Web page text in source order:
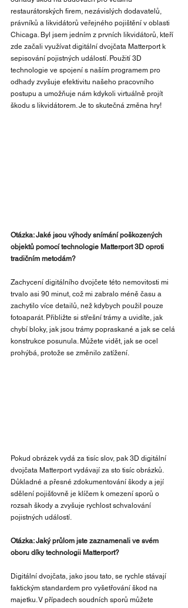
restaurátorských firem, nezávislých dodavatelů,
právníků a likvidátorů veřejného pojištění v oblasti
Chicaga. Byl jsem jedním z prvních likvidátorů, kteří
zde začali využívat digitální dvojčata Matterport k
sepisování pojistných událostí. Použití 3D
technologie ve spojení s naším programem pro
odhady zvyšuje efektivitu našeho pracovního
postupu a umožňuje nám kdykoli virtuálně projít
škodu s likvidátorem. Je to skutečná změna hry!
Otázka: Jaké jsou výhody snímání poškozených
objektů pomocí technologie Matterport 3D oproti
tradičním metodám?
Zachycení digitálního dvojčete této nemovitosti mi
trvalo asi 90 minut, což mi zabralo méně času a
zachytilo více detailů, než kdybych použil pouze
fotoaparát. Přibližte si střešní trámy a uvidíte, jak
chybí bloky, jak jsou trámy popraskané a jak se celá
konstrukce posunula. Můžete vidět, jak se ocel
prohýbá, protože se změnilo zatížení.
Pokud obrázek vydá za tisíc slov, pak 3D digitální
dvojčata Matterport vydávají za sto tisíc obrázků.
Důkladné a přesné zdokumentování škody a její
sdělení pojišťovně je klíčem k omezení sporů o
rozsah škody a zvyšuje rychlost schvalování
pojistných událostí.
Otázka: Jaký průlom jste zaznamenali ve svém
oboru díky technologii Matterport?
Digitální dvojčata, jako jsou tato, se rychle stávají
faktickým standardem pro vyšetřování škod na
majetku. V případech soudních sporů můžete